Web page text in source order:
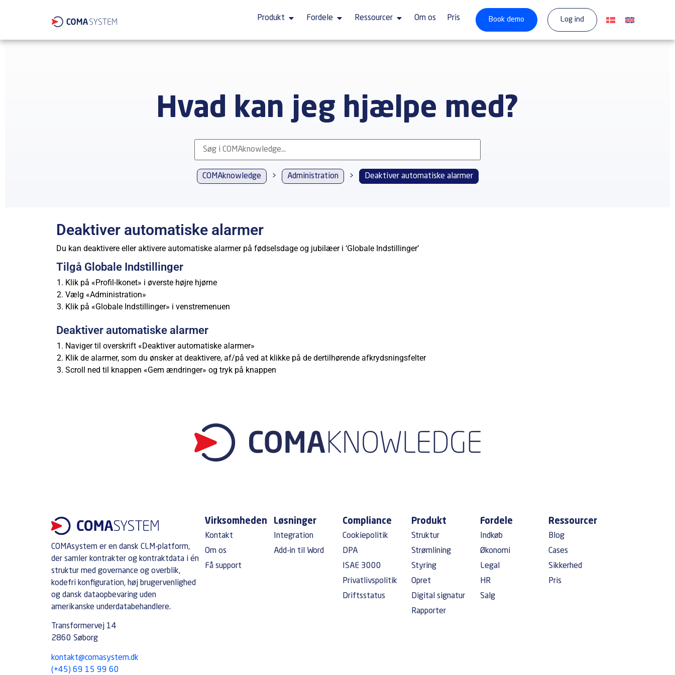
Produkt Fordele Ressourcer Om os Pris Book demo Log ind
Hvad kan jeg hjælpe med?
COMAknowledge > Administration > Deaktiver automatiske alarmer
Deaktiver automatiske alarmer
Du kan deaktivere eller aktivere automatiske alarmer på fødselsdage og jubilæer i ‘Globale Indstillinger’
Tilgå Globale Indstillinger
Klik på «Profil-Ikonet» i øverste højre hjørne
Vælg «Administration»
Klik på «Globale Indstillinger» i venstremenuen
Deaktiver automatiske alarmer
Naviger til overskrift «Deaktiver automatiske alarmer»
Klik de alarmer, som du ønsker at deaktivere, af/på ved at klikke på de dertilhørende afkrydsningsfelter
Scroll ned til knappen «Gem ændringer» og tryk på knappen
COMAsystem er en dansk CLM-platform,
der samler kontrakter og kontraktdata i én
struktur med governance og overblik,
kodefri konfiguration, høj brugervenlighed
og dansk dataopbevaring uden
amerikanske underdatabehandlere.
Transformervej 14
2860 Søborg
kontakt@comasystem.dk
(+45) 69 15 99 60
Virksomheden
Kontakt
Om os
Få support
Løsninger
Integration
Add-in til Word
Compliance
Cookiepolitik
DPA
ISAE 3000
Privatlivspolitik
Driftsstatus
Produkt
Struktur
Strømlining
Styring
Opret
Digital signatur
Rapporter
Fordele
Indkøb
Økonomi
Legal
HR
Salg
Ressourcer
Blog
Cases
Sikkerhed
Pris